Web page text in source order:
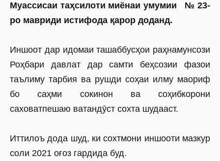
Муассисаи таҳсилоти миёнаи умумии № 23-
ро мавриди истифода қарор доданд.
Иншоот дар идомаи ташаббусҳои раҳнамунсози
Роҳбари давлат дар самти беҳсозии фазои
таълиму тарбия ва рушди соҳаи илму маориф
бо саҳми сокинон ва соҳибкорони
саховатпешаю ватандӯст сохта шудааст.
Иттилоъ дода шуд, ки сохтмони иншооти мазкур
соли 2021 оғоз гардида буд.